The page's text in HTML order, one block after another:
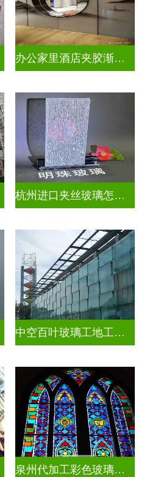
办公家里酒店夹胶渐变玻璃
杭州进口夹丝玻璃怎么卖
中空百叶玻璃工地工装装饰玻璃
泉州代加工彩色玻璃穹顶